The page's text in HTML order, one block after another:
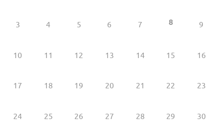
3 4 5 6 7 8 9
10 11 12 13 14 15 16
17 18 19 20 21 22 23
24 25 26 27 28 29 30